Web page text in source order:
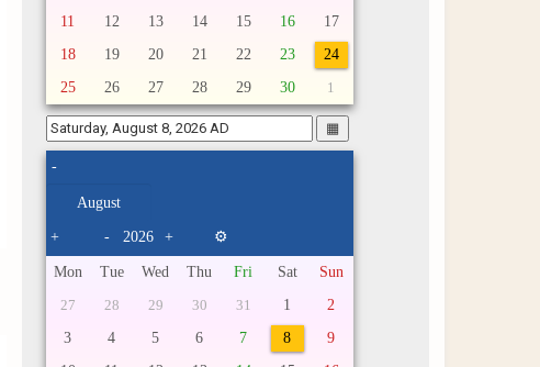
11
12 13 14 15 16
17
18
19 20 21 22 23
24
25
26 27 28 29 30 1
▦
-
+ - + ⚙
Mon Tue Wed Thu Fri Sat Sun
27 28 29 30 31 1
2
3
4 5 6 7 8
9